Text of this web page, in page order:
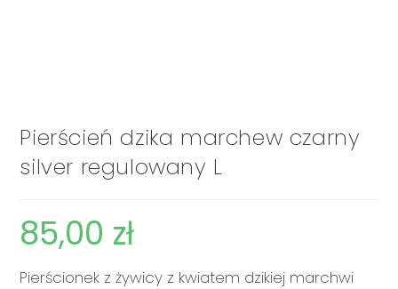
Pierścień dzika marchew czarny
silver regulowany L
85,00 zł
Pierścionek z żywicy z kwiatem dzikiej marchwi